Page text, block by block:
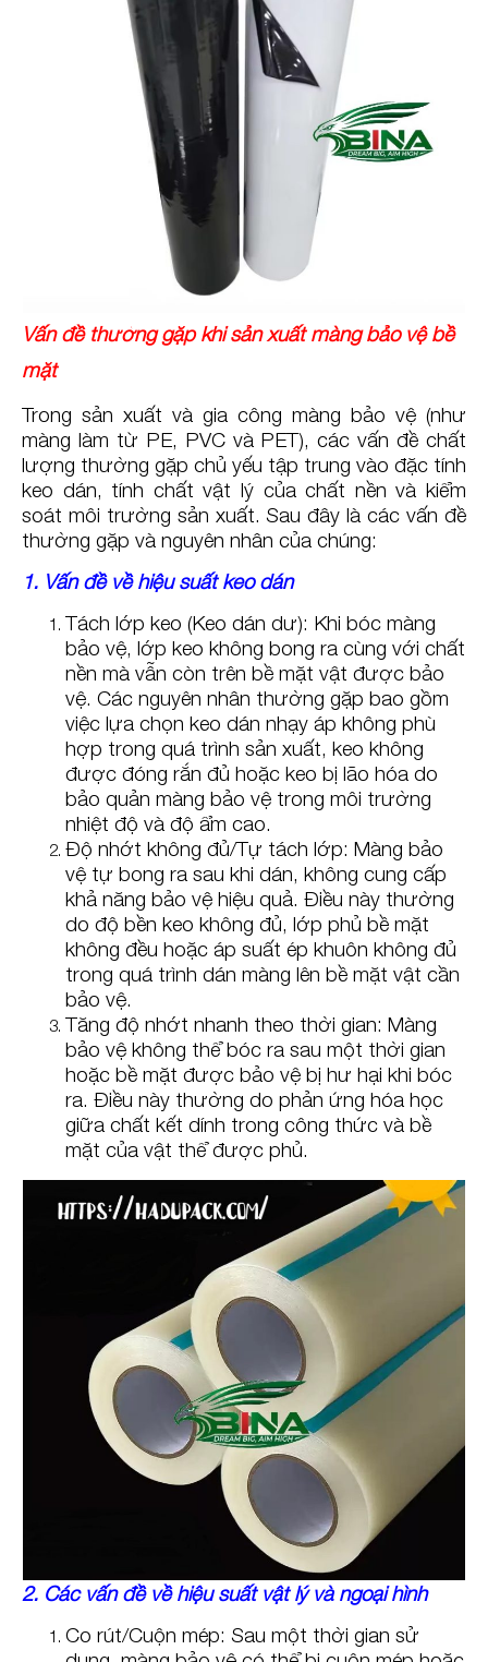
Vấn đề thường gặp khi sản xuất màng bảo vệ bề
mặt
Trong sản xuất và gia công màng bảo vệ (như
màng làm từ PE, PVC và PET), các vấn đề chất
lượng thường gặp chủ yếu tập trung vào đặc tính
keo dán, tính chất vật lý của chất nền và kiểm
soát môi trường sản xuất. Sau đây là các vấn đề
thường gặp và nguyên nhân của chúng:
1. Vấn đề về hiệu suất keo dán
Tách lớp keo (Keo dán dư): Khi bóc màng
bảo vệ, lớp keo không bong ra cùng với chất
nền mà vẫn còn trên bề mặt vật được bảo
vệ. Các nguyên nhân thường gặp bao gồm
việc lựa chọn keo dán nhạy áp không phù
hợp trong quá trình sản xuất, keo không
được đóng rắn đủ hoặc keo bị lão hóa do
bảo quản màng bảo vệ trong môi trường
nhiệt độ và độ ẩm cao.
Độ nhớt không đủ/Tự tách lớp: Màng bảo
vệ tự bong ra sau khi dán, không cung cấp
khả năng bảo vệ hiệu quả. Điều này thường
do độ bền keo không đủ, lớp phủ bề mặt
không đều hoặc áp suất ép khuôn không đủ
trong quá trình dán màng lên bề mặt vật cần
bảo vệ.
Tăng độ nhớt nhanh theo thời gian: Màng
bảo vệ không thể bóc ra sau một thời gian
hoặc bề mặt được bảo vệ bị hư hại khi bóc
ra. Điều này thường do phản ứng hóa học
giữa chất kết dính trong công thức và bề
mặt của vật thể được phủ.
2. Các vấn đề về hiệu suất vật lý và ngoại hình
Co rút/Cuộn mép: Sau một thời gian sử